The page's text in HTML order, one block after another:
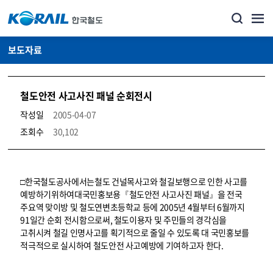
보도자료
철도안전 사고사진 패널 순회전시
작성일
2005-04-07
조회수
30,102
뉴스·홍보_보도자료 상세보기 – 내용, 파일, 담당자 연락처로 구성
□한국철도공사에서는철도 건널목사고와 철길보행으로 인한 사고를
예방하기위하여대국민홍보용『철도안전 사고사진 패널』을 전국
주요역 맞이방 및 철도연변초등학교 등에 2005년 4월부터 6월까지
91일간 순회 전시함으로써, 철도이용자 및 주민들의 경각심을
고취시켜 철길 인명사고를 획기적으로 줄일 수 있도록 대 국민홍보를
적극적으로 실시하여 철도안전 사고예방에 기여하고자 한다.